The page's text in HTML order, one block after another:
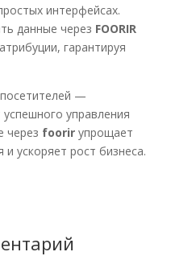
интерфейсах.
данные через FOORIR
гарантируя
—
управления
через foorirупрощает
и ускоряет рост бизнеса.